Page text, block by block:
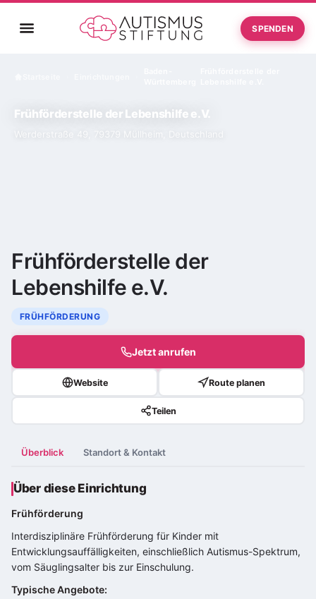
SPENDEN
Frühförderstelle der Lebenshilfe e.V.
Werderstraße 49, 79379 Müllheim, Deutschland
Frühförderstelle der
Lebenshilfe e.V.
FRÜHFÖRDERUNG
Jetzt anrufen
Website Route planen
Teilen
Überblick Standort & Kontakt
Über diese Einrichtung
Frühförderung
Interdisziplinäre Frühförderung für Kinder mit
Entwicklungsauffälligkeiten, einschließlich Autismus-Spektrum,
vom Säuglingsalter bis zur Einschulung.
Typische Angebote: